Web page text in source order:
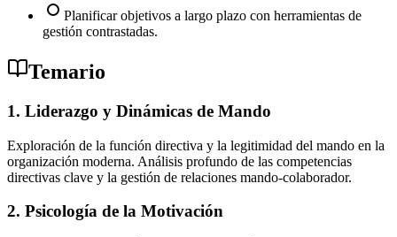
Planificar objetivos a largo plazo con herramientas de
gestión contrastadas.
Temario
1. Liderazgo y Dinámicas de Mando
Exploración de la función directiva y la legitimidad del mando en la
organización moderna. Análisis profundo de las competencias
directivas clave y la gestión de relaciones mando-colaborador.
2. Psicología de la Motivación